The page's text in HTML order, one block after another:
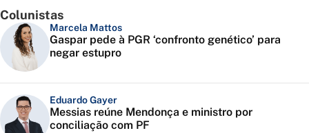
Colunistas
Marcela Mattos
Gaspar pede à PGR ‘confronto genético’ para
negar estupro
Eduardo Gayer
Messias reúne Mendonça e ministro por
conciliação com PF